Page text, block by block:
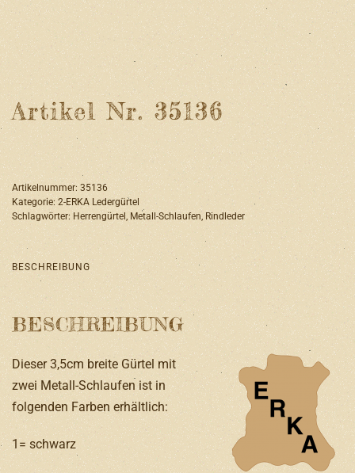
Artikel Nr. 35136
Artikelnummer: 35136
Kategorie: 2-ERKA Ledergürtel
Schlagwörter:Herrengürtel,Metall-Schlaufen, Rindleder
BESCHREIBUNG
BESCHREIBUNG
Dieser 3,5cm breite Gürtel mit
zwei Metall-Schlaufen ist in
folgenden Farben erhältlich:
1= schwarz